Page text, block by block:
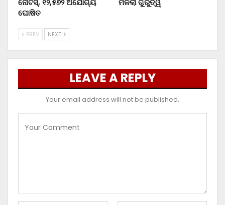
ନୋଟିସ୍‌, ୧୨,୫୭୨ ଅଯୋଗ୍ୟ
ଘୋଷିତ
ମିଳିଲା ଗୁରୁତ୍ୱ
PREV NEXT
LEAVE A REPLY
Your email address will not be published.